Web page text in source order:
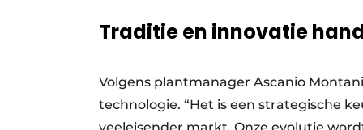
Traditie en innovatie
Volgens plantmanager Ascanio
technologie. “Het is een strategische